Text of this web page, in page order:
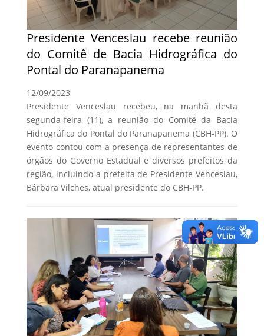
Presidente Venceslau recebe reunião
do Comitê de Bacia Hidrográfica do
Pontal do Paranapanema
12/09/2023
Presidente Venceslau recebeu, na manhã desta
segunda-feira (11), a reunião do Comitê da Bacia
Hidrográfica do Pontal do Paranapanema (CBH-PP). O
evento contou com a presença de representantes de
órgãos do Governo Estadual e diversos prefeitos da
região, incluindo a prefeita de Presidente Venceslau,
Bárbara Vilches, atual presidente do CBH-PP.